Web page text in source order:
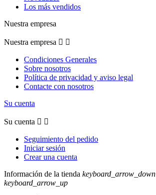
Los más vendidos
Nuestra empresa
Nuestra empresa  
Condiciones Generales
Sobre nosotros
Política de privacidad y aviso legal
Contacte con nosotros
Su cuenta
Su cuenta  
Seguimiento del pedido
Iniciar sesión
Crear una cuenta
Información de la tienda keyboard_arrow_down
keyboard_arrow_up